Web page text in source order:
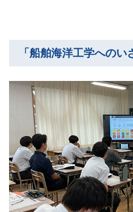
「船舶海洋工学への